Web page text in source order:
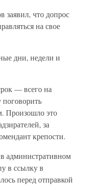
заявил, что допрос
на свое
дни, недели и
— всего на
Произошло это
за
крепости.
административном
в ссылку в
перед отправкой